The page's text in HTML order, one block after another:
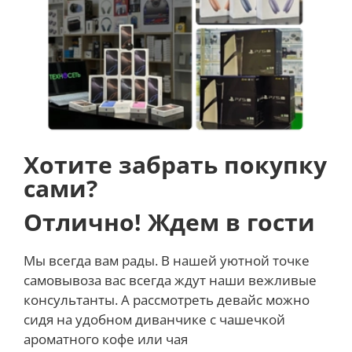
носить с собой.
Полноразмерная клавиатура
Клавиатура ноутбука оснащена подсветкой, яркость
4 уровня яркости.
Большая батарея
Батарея емкостью 5.6 Вт/ч поддерживает работу
ноутбука на протяжении 10 часов. Благодаря
технологии быстрой зарядки аккумулятор
заряжается примерно за 1 час.
Хотите забрать покупку
сами?
Отлично! Ждем в гости
Мы всегда вам рады. В нашей уютной точке
самовывоза вас всегда ждут наши вежливые
консультанты. А рассмотреть девайс можно
сидя на удобном диванчике с чашечкой
ароматного кофе или чая